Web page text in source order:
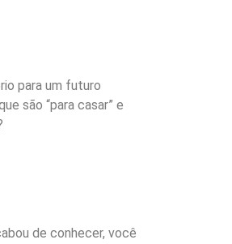
para um futuro
são “para casar” e
de conhecer, você